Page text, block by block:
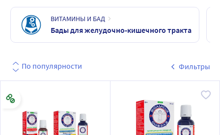
ВИТАМИНЫ И БАД
Бады для желудочно-кишечного тракта
По популярности Фильтры